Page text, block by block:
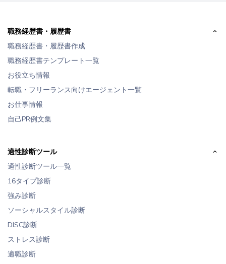
職務経歴書・履歴書
職務経歴書・履歴書作成
職務経歴書テンプレート一覧
お役立ち情報
転職・フリーランス向けエージェント一覧
お仕事情報
自己PR例文集
適性診断ツール
適性診断ツール一覧
16タイプ診断
強み診断
ソーシャルスタイル診断
DISC診断
ストレス診断
適職診断